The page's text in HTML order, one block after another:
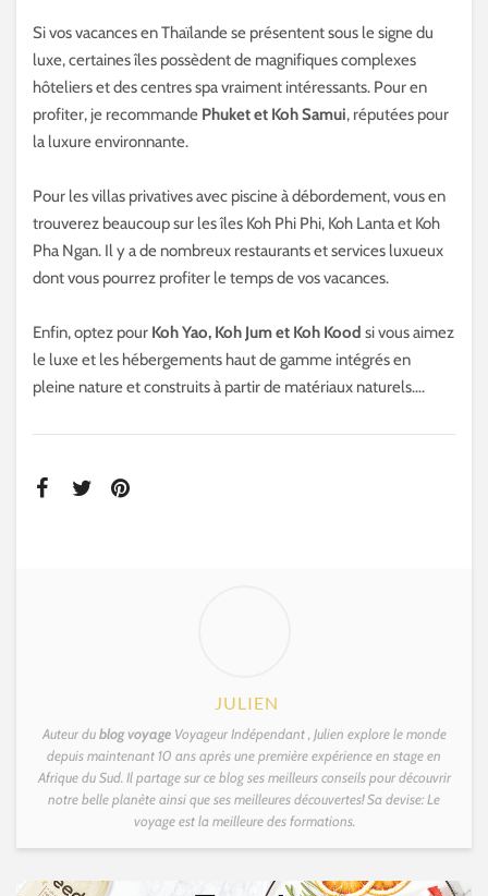
Si vos vacances en Thaïlande se présentent sous le signe du
luxe, certaines îles possèdent de magnifiques complexes
hôteliers et des centres spa vraiment intéressants. Pour en
profiter, je recommande Phuket et Koh Samui, réputées pour
la luxure environnante.
Pour les villas privatives avec piscine à débordement, vous en
trouverez beaucoup sur les îles Koh Phi Phi, Koh Lanta et Koh
Pha Ngan. Il y a de nombreux restaurants et services luxueux
dont vous pourrez profiter le temps de vos vacances.
Enfin, optez pour Koh Yao, Koh Jum et Koh Kood si vous aimez
le luxe et les hébergements haut de gamme intégrés en
pleine nature et construits à partir de matériaux naturels….
JULIEN
Auteur dublog voyageVoyageur Indépendant , Julien explore le monde
depuis maintenant 10 ans après une première expérience en stage en
Afrique du Sud. Il partage sur ce blog ses meilleurs conseils pour découvrir
notre belle planète ainsi que ses meilleures découvertes! Sa devise: Le
voyage est la meilleure des formations.